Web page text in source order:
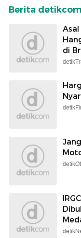
Berita
di